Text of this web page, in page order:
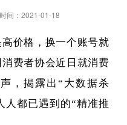
间： 2021-01-18
价格，换一个账号就
费者协会近日就消费
，揭露出“大数据杀
人都已遇到的“精准推